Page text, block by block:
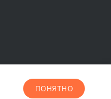
ПОНЯТНО